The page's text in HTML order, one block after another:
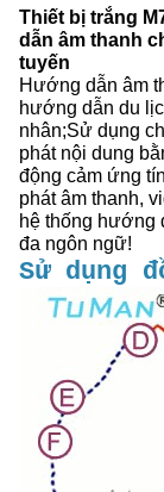
Thiết bị trắng
dẫn âm thanh
tuyến
Hướng dẫn âm
hướng dẫn du
nhân;Sử dụng
phát nội dung
động cảm ứng
phát âm thanh,
hệ thống hướng
đa ngôn ngữ!
Sử dụng